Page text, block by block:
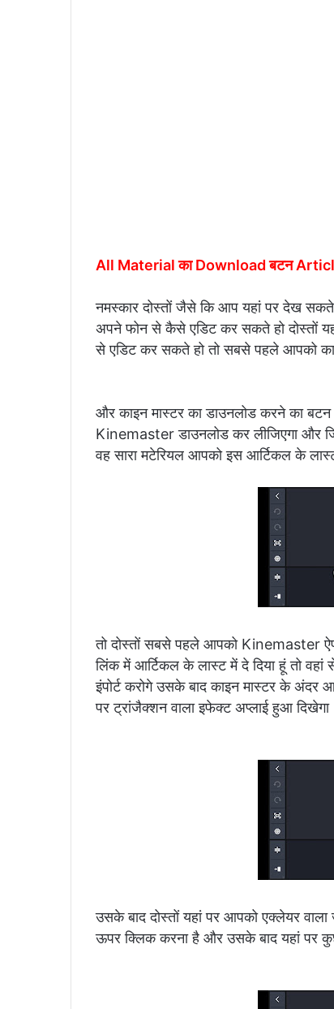
All Material का Download बटन
नमस्कार दोस्तों जैसे कि आप यहां पर देख
अपने फोन से कैसे एडिट कर सकते हो दोस्तों
से एडिट कर सकते हो तो सबसे पहले आपको
और काइन मास्टर का डाउनलोड करने का
Kinemaster डाउनलोड कर लीजिएगा और
वह सारा मटेरियल आपको इस आर्टिकल के
तो दोस्तों सबसे पहले आपको Kinemaster
लिंक में आर्टिकल के लास्ट में दे दिया हूं तो
इंपोर्ट करोगे उसके बाद काइन मास्टर के
पर ट्रांजैक्शन वाला इफेक्ट अप्लाई हुआ दिखेगा
उसके बाद दोस्तों यहां पर आपको एक्लेयर
ऊपर क्लिक करना है और उसके बाद यहां पर